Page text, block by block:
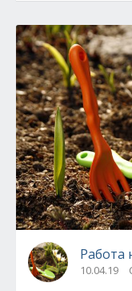
Работа
10.04.19